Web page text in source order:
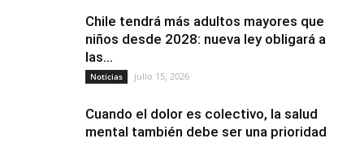
Chile tendrá más adultos mayores que
niños desde 2028: nueva ley obligará a
las...
Noticias julio 15, 2026
Cuando el dolor es colectivo, la salud
mental también debe ser una prioridad